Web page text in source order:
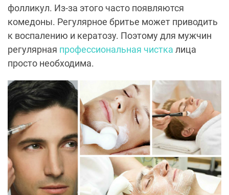
фолликул. Из-за этого часто появляются
комедоны. Регулярное бритье может приводить
к воспалению и кератозу. Поэтому для мужчин
регулярная профессиональная чистка лица
просто необходима.